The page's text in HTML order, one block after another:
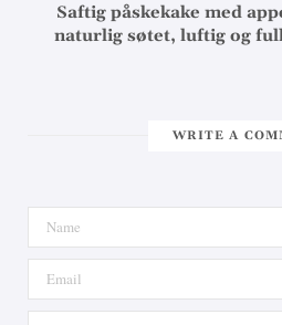
Saftig påskekake med
naturlig søtet, luftig og
WRITE A